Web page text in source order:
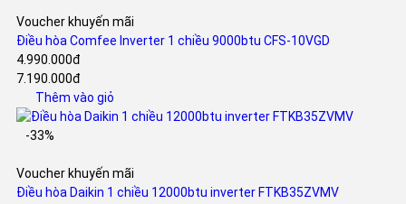
Voucher khuyến mãi
Điều hòa Comfee Inverter 1 chiều 9000btu CFS-10VGD
4.990.000đ
7.190.000đ
Thêm vào giỏ
-33%
Voucher khuyến mãi
Điều hòa Daikin 1 chiều 12000btu inverter FTKB35ZVMV